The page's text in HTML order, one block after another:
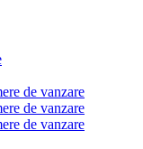
de vanzare
de vanzare
de vanzare